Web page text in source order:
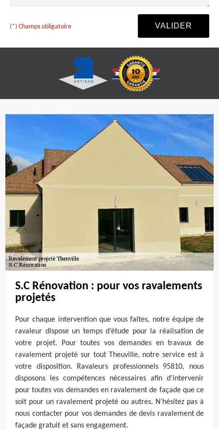
(*) Champs obligatoire
S.C Rénovation : pour vos ravalements
projetés
Pour chaque intervention que vous faites, notre équipe de
ravaleur dispose un temps d’étude pour la réalisation de
votre projet. Pour toutes vos demandes en travaux de
ravalement projeté sur tout Theuville, notre service est à
votre disposition. Ravaleurs professionnels 95810, nous
disposons les compétences nécessaires afin d’intervenir
pour toutes vos demandes en ravalement de façade que ce
soit pour un ravalement projeté ou autres. N’hésitez pas à
nous contacter pour vos demandes de devis ravalement de
façade gratuit et sans engagement.